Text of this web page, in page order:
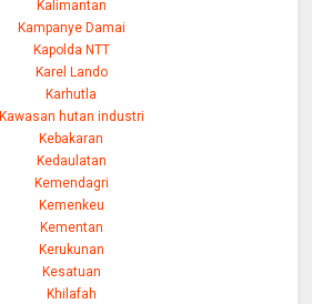
Kalimantan
Kampanye Damai
Kapolda NTT
Karel Lando
Karhutla
Kawasan hutan industri
Kebakaran
Kedaulatan
Kemendagri
Kemenkeu
Kementan
Kerukunan
Kesatuan
Khilafah